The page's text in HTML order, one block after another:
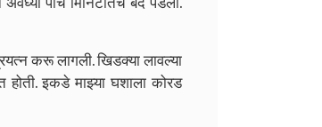
करू लागली. खिडक्या लावल्या
इकडे माझ्या घशाला कोरड